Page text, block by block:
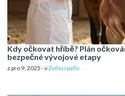
Kdy očkovat hříbě? Plán
bezpečné vývojové etapy
z pro 9, 2025 - vZvířecí péče